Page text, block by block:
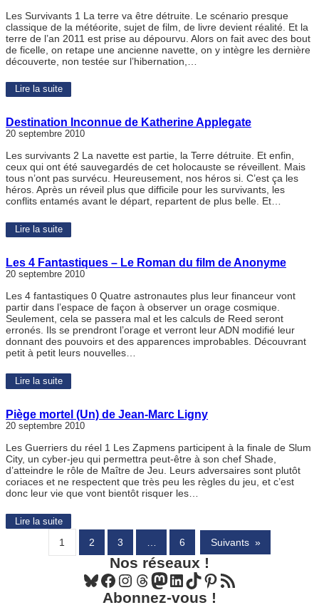
Les Survivants 1 La terre va être détruite. Le scénario presque
classique de la météorite, sujet de film, de livre devient réalité. Et la
terre de l’an 2011 est prise au dépourvu. Alors on fait avec des bout
de ficelle, on retape une ancienne navette, on y intègre les dernière
découverte, non testée sur l’hibernation,…
Lire la suite
Destination Inconnue de Katherine Applegate
20 septembre 2010
Les survivants 2 La navette est partie, la Terre détruite. Et enfin,
ceux qui ont été sauvegardés de cet holocauste se réveillent. Mais
tous n’ont pas survécu. Heureusement, nos héros si. C’est ça les
héros. Après un réveil plus que difficile pour les survivants, les
conflits entamés avant le départ, repartent de plus belle. Et…
Lire la suite
Les 4 Fantastiques – Le Roman du film de Anonyme
20 septembre 2010
Les 4 fantastiques 0 Quatre astronautes plus leur financeur vont
partir dans l’espace de façon à observer un orage cosmique.
Seulement, cela se passera mal et les calculs de Reed seront
erronés. Ils se prendront l’orage et verront leur ADN modifié leur
donnant des pouvoirs et des apparences improbables. Découvrant
petit à petit leurs nouvelles…
Lire la suite
Piège mortel (Un) de Jean-Marc Ligny
20 septembre 2010
Les Guerriers du réel 1 Les Zapmens participent à la finale de Slum
City, un cyber-jeu qui permettra peut-être à son chef Shade,
d’atteindre le rôle de Maître de Jeu. Leurs adversaires sont plutôt
coriaces et ne respectent que très peu les règles du jeu, et c’est
donc leur vie que vont bientôt risquer les…
Lire la suite
1 2 3 6 Suivants »
Nos réseaux !
Bluesky Facebook Instagram Threads Mastodon LinkedIn TikTok Pinterest Flux RSS
Abonnez-vous !